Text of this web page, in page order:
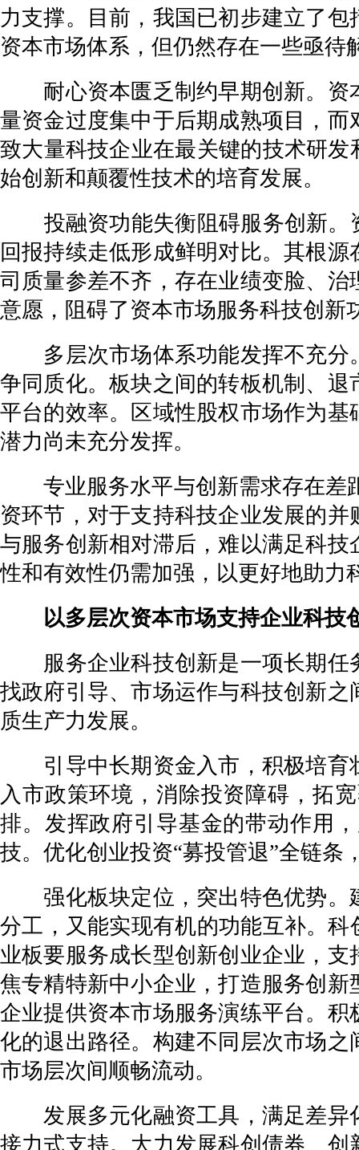
力支撑。目前，我国已初步建立了
资本市场体系，但仍然存在一些亟
耐心资本匮乏制约早期创新。资
量资金过度集中于后期成熟项目，
致大量科技企业在最关键的技术研
始创新和颠覆性技术的培育发展。
投融资功能失衡阻碍服务创新。
回报持续走低形成鲜明对比。其根
司质量参差不齐，存在业绩变脸、
意愿，阻碍了资本市场服务科技创新
多层次市场体系功能发挥不充分
争同质化。板块之间的转板机制、
平台的效率。区域性股权市场作为
潜力尚未充分发挥。
专业服务水平与创新需求存在差
资环节，对于支持科技企业发展的
与服务创新相对滞后，难以满足科
性和有效性仍需加强，以更好地助力
以多层次资本市场支持企业科技
服务企业科技创新是一项长期任
找政府引导、市场运作与科技创新
质生产力发展。
引导中长期资金入市，积极培育
入市政策环境，消除投资障碍，拓
排。发挥政府引导基金的带动作用
技。优化创业投资“募投管退”全链条
强化板块定位，突出特色优势。
分工，又能实现有机的功能互补。
业板要服务成长型创新创业企业，
焦专精特新中小企业，打造服务创
企业提供资本市场服务演练平台。
化的退出路径。构建不同层次市场
市场层次间顺畅流动。
发展多元化融资工具，满足差异
接力式支持。大力发展科创债券、